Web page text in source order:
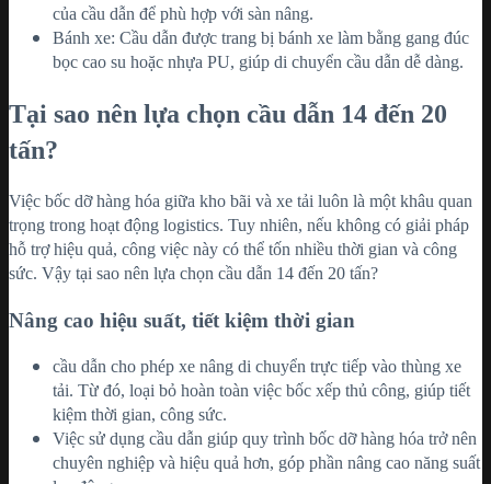
của cầu dẫn để phù hợp với sàn nâng.
Bánh xe: Cầu dẫn được trang bị bánh xe làm bằng gang đúc
bọc cao su hoặc nhựa PU, giúp di chuyển cầu dẫn dễ dàng.
Tại sao nên lựa chọn cầu dẫn 14 đến 20
tấn?
Việc bốc dỡ hàng hóa giữa kho bãi và xe tải luôn là một khâu quan
trọng trong hoạt động logistics. Tuy nhiên, nếu không có giải pháp
hỗ trợ hiệu quả, công việc này có thể tốn nhiều thời gian và công
sức. Vậy tại sao nên lựa chọn cầu dẫn 14 đến 20 tấn?
Nâng cao hiệu suất, tiết kiệm thời gian
cầu dẫn cho phép xe nâng di chuyển trực tiếp vào thùng xe
tải. Từ đó, loại bỏ hoàn toàn việc bốc xếp thủ công, giúp tiết
kiệm thời gian, công sức.
Việc sử dụng cầu dẫn giúp quy trình bốc dỡ hàng hóa trở nên
chuyên nghiệp và hiệu quả hơn, góp phần nâng cao năng suất